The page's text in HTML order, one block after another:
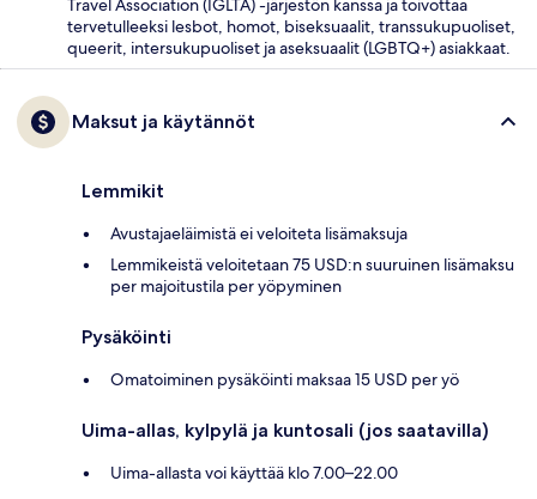
Travel Association (IGLTA) -järjestön kanssa ja toivottaa
tervetulleeksi lesbot, homot, biseksuaalit, transsukupuoliset,
queerit, intersukupuoliset ja aseksuaalit (LGBTQ+) asiakkaat.
Maksut ja käytännöt
Lemmikit
Avustajaeläimistä ei veloiteta lisämaksuja
Lemmikeistä veloitetaan 75 USD:n suuruinen lisämaksu
per majoitustila per yöpyminen
Pysäköinti
Omatoiminen pysäköinti maksaa 15 USD per yö
Uima-allas, kylpylä ja kuntosali (jos saatavilla)
Uima-allasta voi käyttää klo 7.00–22.00